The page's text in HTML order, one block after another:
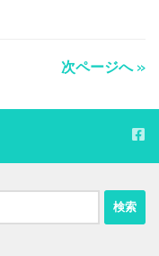
次ページへ »